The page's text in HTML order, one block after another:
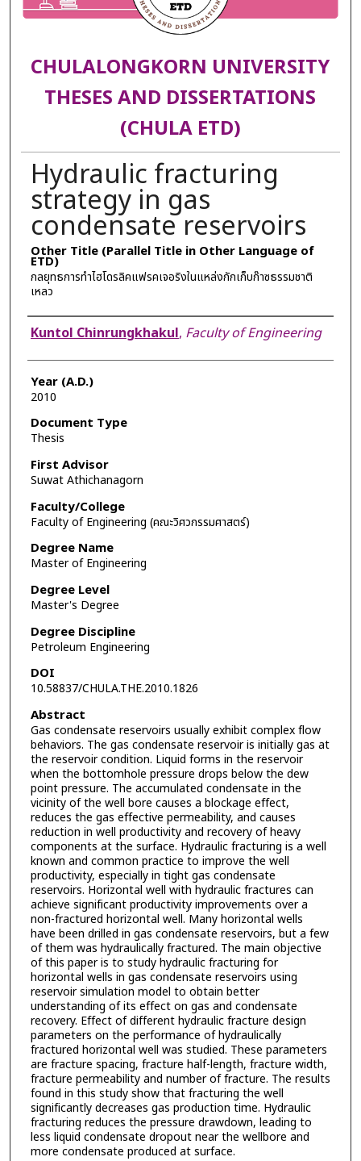
CHULALONGKORN UNIVERSITY
THESES AND DISSERTATIONS
(CHULA ETD)
Hydraulic fracturing
strategy in gas
condensate reservoirs
Other Title (Parallel Title in Other Language of
ETD)
กลยุทธการทำไฮโดรลิคแฟรคเจอริงในแหล่งกักเก็บก๊าซธรรมชาติ
เหลว
Author
Kuntol Chinrungkhakul, Faculty of Engineering
Year (A.D.)
2010
Document Type
Thesis
First Advisor
Suwat Athichanagorn
Faculty/College
Faculty of Engineering (คณะวิศวกรรมศาสตร์)
Degree Name
Master of Engineering
Degree Level
Master's Degree
Degree Discipline
Petroleum Engineering
DOI
10.58837/CHULA.THE.2010.1826
Abstract
Gas condensate reservoirs usually exhibit complex flow
behaviors. The gas condensate reservoir is initially gas at
the reservoir condition. Liquid forms in the reservoir
when the bottomhole pressure drops below the dew
point pressure. The accumulated condensate in the
vicinity of the well bore causes a blockage effect,
reduces the gas effective permeability, and causes
reduction in well productivity and recovery of heavy
components at the surface. Hydraulic fracturing is a well
known and common practice to improve the well
productivity, especially in tight gas condensate
reservoirs. Horizontal well with hydraulic fractures can
achieve significant productivity improvements over a
non-fractured horizontal well. Many horizontal wells
have been drilled in gas condensate reservoirs, but a few
of them was hydraulically fractured. The main objective
of this paper is to study hydraulic fracturing for
horizontal wells in gas condensate reservoirs using
reservoir simulation model to obtain better
understanding of its effect on gas and condensate
recovery. Effect of different hydraulic fracture design
parameters on the performance of hydraulically
fractured horizontal well was studied. These parameters
are fracture spacing, fracture half-length, fracture width,
fracture permeability and number of fracture. The results
found in this study show that fracturing the well
significantly decreases gas production time. Hydraulic
fracturing reduces the pressure drawdown, leading to
less liquid condensate dropout near the wellbore and
more condensate produced at surface.